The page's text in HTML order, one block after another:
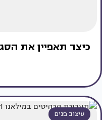
כיצד תאפיין את
עיצוב פנים